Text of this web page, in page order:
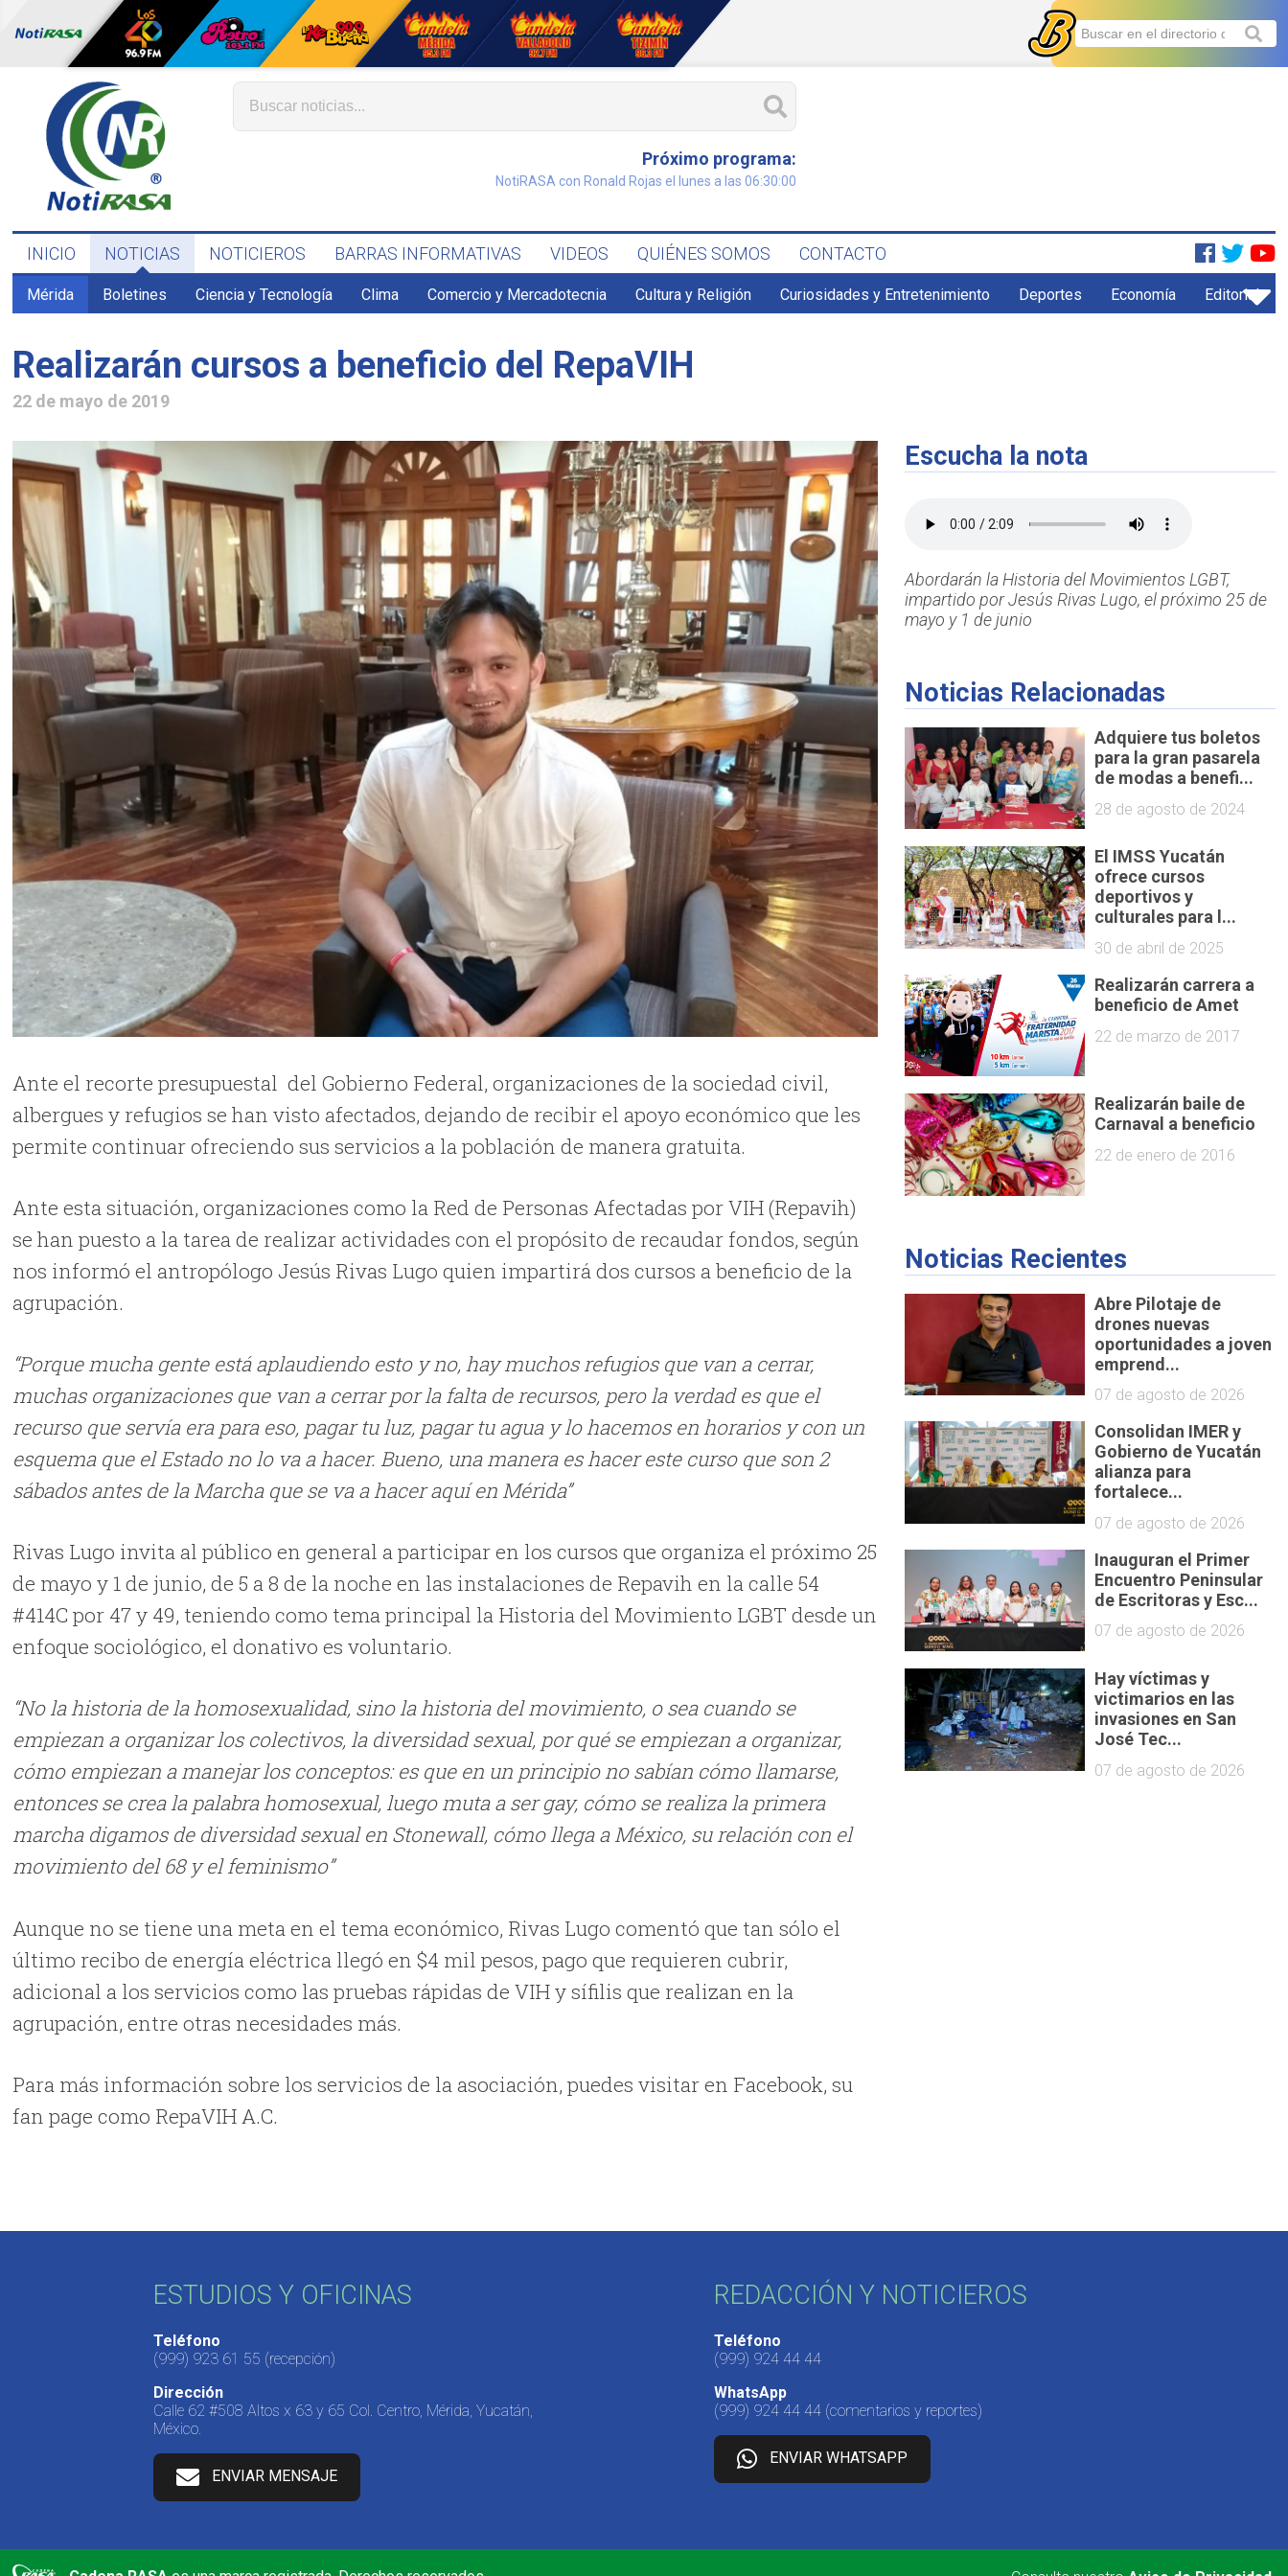
Próximo programa:
NotiRASA con Ronald Rojas el lunes a las 06:30:00
INICIO NOTICIAS NOTICIEROS BARRAS INFORMATIVAS VIDEOS QUIÉNES SOMOS CONTACTO
Mérida Boletines Ciencia y Tecnología Clima Comercio y Mercadotecnia Cultura y Religión Curiosidades y Entretenimiento Deportes Economía Editorial
Realizarán cursos a beneficio del RepaVIH
22 de mayo de 2019
Ante el recorte presupuestal del Gobierno Federal, organizaciones de la sociedad civil,
albergues y refugios se han visto afectados, dejando de recibir el apoyo económico que les
permite continuar ofreciendo sus servicios a la población de manera gratuita.
Ante esta situación, organizaciones como la Red de Personas Afectadas por VIH (Repavih)
se han puesto a la tarea de realizar actividades con el propósito de recaudar fondos, según
nos informó el antropólogo Jesús Rivas Lugo quien impartirá dos cursos a beneficio de la
agrupación.
“Porque mucha gente está aplaudiendo esto y no, hay muchos refugios que van a cerrar,
muchas organizaciones que van a cerrar por la falta de recursos, pero la verdad es que el
recurso que servía era para eso, pagar tu luz, pagar tu agua y lo hacemos en horarios y con un
esquema que el Estado no lo va a hacer. Bueno, una manera es hacer este curso que son 2
sábados antes de la Marcha que se va a hacer aquí en Mérida”
Rivas Lugo invita al público en general a participar en los cursos que organiza el próximo 25
de mayo y 1 de junio, de 5 a 8 de la noche en las instalaciones de Repavih en la calle 54
#414C por 47 y 49, teniendo como tema principal la Historia del Movimiento LGBT desde un
enfoque sociológico, el donativo es voluntario.
“No la historia de la homosexualidad, sino la historia del movimiento, o sea cuando se
empiezan a organizar los colectivos, la diversidad sexual, por qué se empiezan a organizar,
cómo empiezan a manejar los conceptos: es que en un principio no sabían cómo llamarse,
entonces se crea la palabra homosexual, luego muta a ser gay, cómo se realiza la primera
marcha digamos de diversidad sexual en Stonewall, cómo llega a México, su relación con el
movimiento del 68 y el feminismo”
Aunque no se tiene una meta en el tema económico, Rivas Lugo comentó que tan sólo el
último recibo de energía eléctrica llegó en $4 mil pesos, pago que requieren cubrir,
adicional a los servicios como las pruebas rápidas de VIH y sífilis que realizan en la
agrupación, entre otras necesidades más.
Para más información sobre los servicios de la asociación, puedes visitar en Facebook, su
fan page como RepaVIH A.C.
Escucha la nota
Abordarán la Historia del Movimientos LGBT,
impartido por Jesús Rivas Lugo, el próximo 25 de
mayo y 1 de junio
Noticias Relacionadas
Adquiere tus boletos
para la gran pasarela
de modas a benefi...
28 de agosto de 2024
El IMSS Yucatán
ofrece cursos
deportivos y
culturales para l...
30 de abril de 2025
Realizarán carrera a
beneficio de Amet
22 de marzo de 2017
Realizarán baile de
Carnaval a beneficio
22 de enero de 2016
Noticias Recientes
Abre Pilotaje de
drones nuevas
oportunidades a joven
emprend...
07 de agosto de 2026
Consolidan IMER y
Gobierno de Yucatán
alianza para
fortalece...
07 de agosto de 2026
Inauguran el Primer
Encuentro Peninsular
de Escritoras y Esc...
07 de agosto de 2026
Hay víctimas y
victimarios en las
invasiones en San
José Tec...
07 de agosto de 2026
ESTUDIOS Y OFICINAS
Teléfono
(999) 923 61 55 (recepción)
Dirección
Calle 62 #508 Altos x 63 y 65 Col. Centro, Mérida, Yucatán,
México.
ENVIAR MENSAJE
REDACCIÓN Y NOTICIEROS
Teléfono
(999) 924 44 44
WhatsApp
(999) 924 44 44 (comentarios y reportes)
ENVIAR WHATSAPP